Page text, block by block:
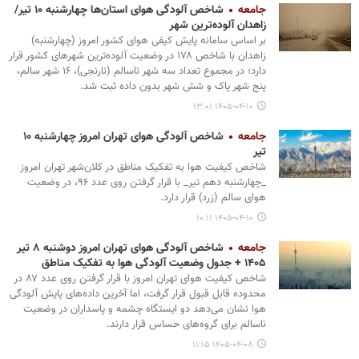
جامعه
شاخص آلودگی هوای استان‌ها چهارشنبه ۱۰ تیر/
زاهدان آلوده‌ترین شهر
بر اساس سامانه پایش کیفی هوای کشور امروز (چهارشنبه)
زاهدان با شاخص ۱۷۸ در وضعیت آلوده‌ترین شهرهای کشور قرار
دارد؛ در مجموع تعداد سه شهر ناسالم (نارنجی)، ۱۶ شهر سالم،
پنج شهر پاک و شش شهر بدون داده ثبت شد.
۱۴۰۵-۰۴-۱۰ ۱۳:۰۱
جامعه
شاخص آلودگی هوای تهران امروز چهارشنبه ۱۰
تیر
شاخص کیفیت هوا به تفکیک مناطق در کلان‌شهر تهران امروز
_چهارشنبه دهم تیر_ با قرار گرفتن روی عدد ۹۶، در وضعیت
هوای سالم (زرد) قرار دارد.
۱۴۰۵-۰۴-۱۰ ۱۰:۱۱
جامعه
شاخص آلودگی هوای تهران امروز دوشنبه ۸ تیر
۱۴۰۵ + جدول وضعیت آلودگی هوا به تفکیک مناطق
شاخص کیفیت هوای تهران امروز با قرار گرفتن روی عدد ۸۷ در
محدوده قابل قبول قرار گرفت، اما آخرین داده‌های پایش آلودگی
هوا نشان می‌دهد دو ایستگاه چشمه و پاسداران در وضعیت
ناسالم برای گروه‌های حساس قرار دارند.
۱۴۰۵-۰۴-۰۸ ۱۱:۱۵